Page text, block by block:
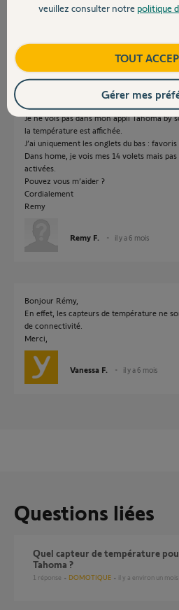
Contact
J’ai des VR RS100 io commandés par Amy
J’ai découvert hier que les
température (via help by somfy)
télécommandes (pas toutes pour
Je ne vois pas dans mon appli Tahoma by
la température est affichée.
J’ai uniquement les onglets du bas :
Dans home, je vois mes 14 volets mais
activées.
Pouvez vous m’aider ?
Cordialement
Remy
Remy F. il y a 6 mois
Bonjour Rémy,
En effet, les capteurs de température ne
de connectivité.
Merci,
Vanessa F. il y a 6 mois
Questions liées
Quel capteur de température pour des Velux dirigés par
Tahoma ?
1 réponse DOMOTIQUE il y a environ un mois
veuillez consulter notre politique
TOUT
Gérer mes